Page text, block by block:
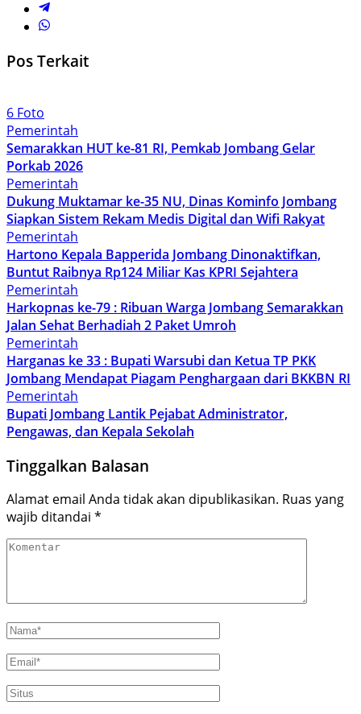
Pos Terkait
6 Foto
Pemerintah
Semarakkan HUT ke-81 RI, Pemkab Jombang Gelar
Porkab 2026
Pemerintah
Dukung Muktamar ke-35 NU, Dinas Kominfo Jombang
Siapkan Sistem Rekam Medis Digital dan Wifi Rakyat
Pemerintah
Hartono Kepala Bapperida Jombang Dinonaktifkan,
Buntut Raibnya Rp124 Miliar Kas KPRI Sejahtera
Pemerintah
Harkopnas ke-79 : Ribuan Warga Jombang Semarakkan
Jalan Sehat Berhadiah 2 Paket Umroh
Pemerintah
Harganas ke 33 : Bupati Warsubi dan Ketua TP PKK
Jombang Mendapat Piagam Penghargaan dari BKKBN RI
Pemerintah
Bupati Jombang Lantik Pejabat Administrator,
Pengawas, dan Kepala Sekolah
Tinggalkan Balasan
Alamat email Anda tidak akan dipublikasikan. Ruas yang
wajib ditandai *